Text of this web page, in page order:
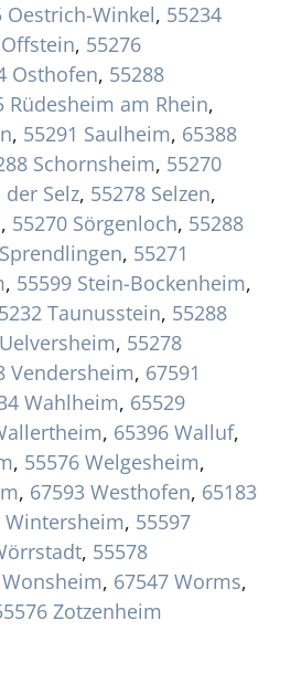
Oestrich-Winkel, 55234
, 55276
Osthofen, 55288
Rüdesheim am Rhein,
, 55291 Saulheim, 65388
Schornsheim, 55270
Selz, 55278 Selzen,
, 55270 Sörgenloch, 55288
, 55271
, 55599 Stein-Bockenheim,
Taunusstein, 55288
, 55278
Vendersheim, 67591
Wahlheim, 65529
, 65396 Walluf,
, 55576 Welgesheim,
, 67593 Westhofen, 65183
Wintersheim, 55597
, 55578
, 67547 Worms,
Zotzenheim